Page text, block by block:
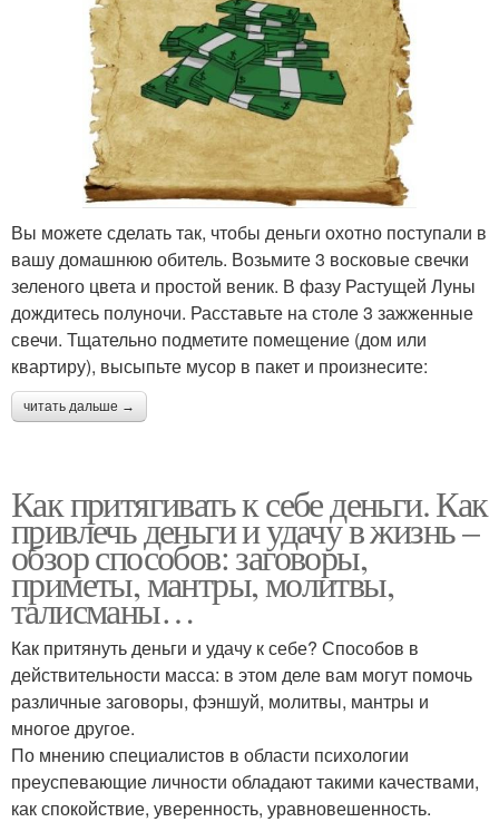
Вы можете сделать так, чтобы деньги охотно поступали в
вашу домашнюю обитель. Возьмите 3 восковые свечки
зеленого цвета и простой веник. В фазу Растущей Луны
дождитесь полуночи. Расставьте на столе 3 зажженные
свечи. Тщательно подметите помещение (дом или
квартиру), высыпьте мусор в пакет и произнесите:
читать дальше →
Как притягивать к себе деньги. Как
привлечь деньги и удачу в жизнь –
обзор способов: заговоры,
приметы, мантры, молитвы,
талисманы…
Как притянуть деньги и удачу к себе? Способов в
действительности масса: в этом деле вам могут помочь
различные заговоры, фэншуй, молитвы, мантры и
многое другое.
По мнению специалистов в области психологии
преуспевающие личности обладают такими качествами,
как спокойствие, уверенность, уравновешенность.